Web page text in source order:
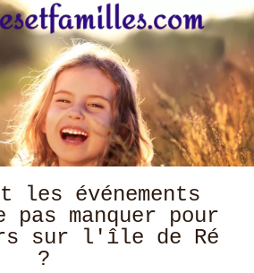
les événements
pas manquer pour
sur l'île de Ré
?